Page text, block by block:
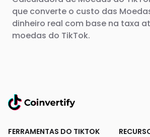
que converte o custo das
dinheiro real com base na taxa
moedas do TikTok.
FERRAMENTAS DO TIKTOK